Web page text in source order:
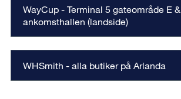
WayCup - Terminal 5 gateområde E & ​​
ankomsthallen (landside)
WHSmith​ - alla butiker på Arlanda